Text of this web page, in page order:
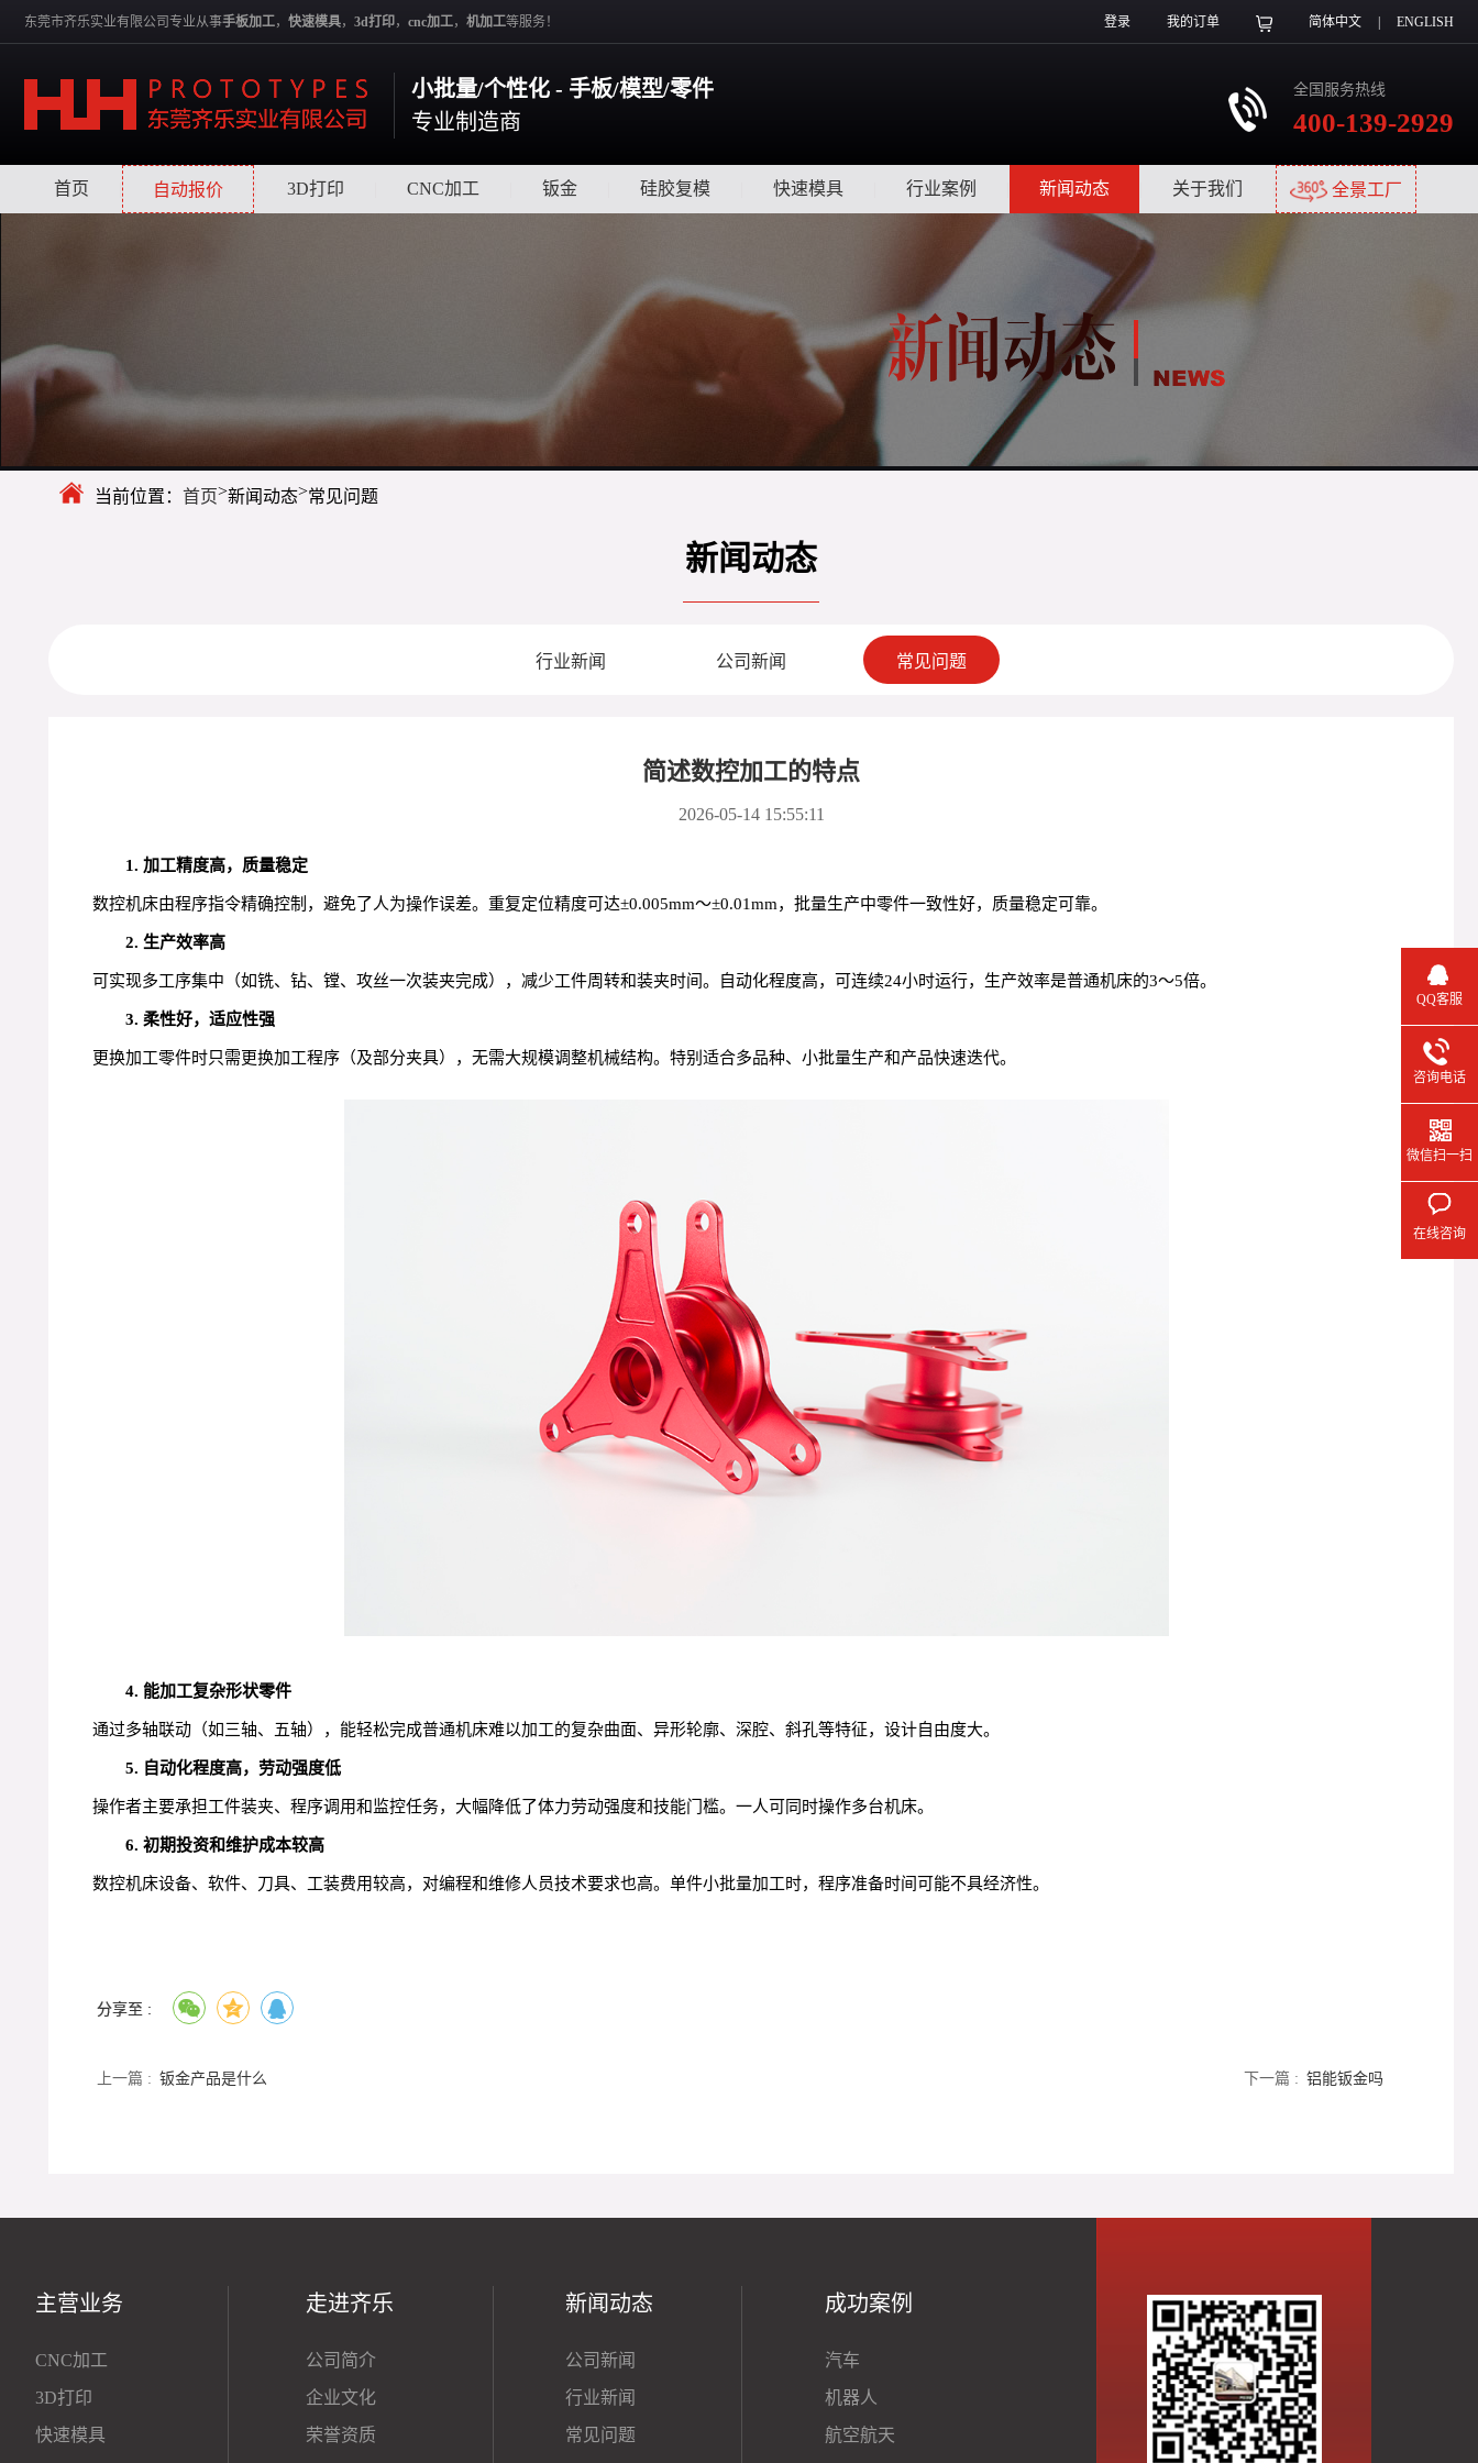
东莞市齐乐实业有限公司专业从事手板加工， 快速模具， 3d打印， cnc加工， 机加工等服务！ 登录 我的订单 简体中文 ENGLISH
小批量/个性化 - 手板/模型/零件
专业制造商
全国服务热线
400-139-2929
首页 自动报价 3D打印 CNC加工 钣金 硅胶复模 快速模具 行业案例 新闻动态 关于我们 全景工厂
当前位置： 首页>新闻动态>常见问题
新闻动态
行业新闻 公司新闻 常见问题
简述数控加工的特点
2026-05-14 15:55:11
1. 加工精度高，质量稳定
数控机床由程序指令精确控制，避免了人为操作误差。重复定位精度可达±0.005mm～±0.01mm，批量生产中零件一致性好，质量稳定可靠。
2. 生产效率高
可实现多工序集中（如铣、钻、镗、攻丝一次装夹完成），减少工件周转和装夹时间。自动化程度高，可连续24小时运行，生产效率是普通机床的3～5倍。
3. 柔性好，适应性强
更换加工零件时只需更换加工程序（及部分夹具），无需大规模调整机械结构。特别适合多品种、小批量生产和产品快速迭代。
4. 能加工复杂形状零件
通过多轴联动（如三轴、五轴），能轻松完成普通机床难以加工的复杂曲面、异形轮廓、深腔、斜孔等特征，设计自由度大。
5. 自动化程度高，劳动强度低
操作者主要承担工件装夹、程序调用和监控任务，大幅降低了体力劳动强度和技能门槛。一人可同时操作多台机床。
6. 初期投资和维护成本较高
数控机床设备、软件、刀具、工装费用较高，对编程和维修人员技术要求也高。单件小批量加工时，程序准备时间可能不具经济性。
分享至 :
上一篇 : 钣金产品是什么 下一篇 : 铝能钣金吗
主营业务
CNC加工
3D打印
快速模具
走进齐乐
公司简介
企业文化
荣誉资质
新闻动态
公司新闻
行业新闻
常见问题
成功案例
汽车
机器人
航空航天
QQ客服
咨询电话
微信扫一扫
在线咨询